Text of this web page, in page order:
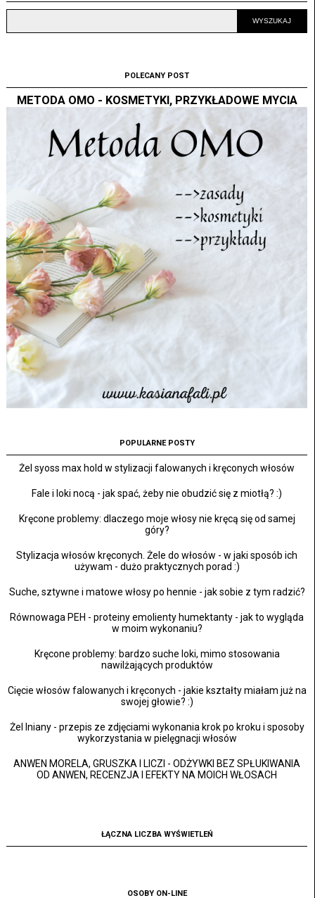
POLECANY POST
METODA OMO - KOSMETYKI, PRZYKŁADOWE MYCIA
POPULARNE POSTY
Żel syoss max hold w stylizacji falowanych i kręconych włosów
Fale i loki nocą - jak spać, żeby nie obudzić się z miotłą? :)
Kręcone problemy: dlaczego moje włosy nie kręcą się od samej
góry?
Stylizacja włosów kręconych. Żele do włosów - w jaki sposób ich
używam - dużo praktycznych porad :)
Suche, sztywne i matowe włosy po hennie - jak sobie z tym radzić?
Równowaga PEH - proteiny emolienty humektanty - jak to wygląda
w moim wykonaniu?
Kręcone problemy: bardzo suche loki, mimo stosowania
nawilżających produktów
Cięcie włosów falowanych i kręconych - jakie kształty miałam już na
swojej głowie? :)
Żel lniany - przepis ze zdjęciami wykonania krok po kroku i sposoby
wykorzystania w pielęgnacji włosów
ANWEN MORELA, GRUSZKA I LICZI - ODŻYWKI BEZ SPŁUKIWANIA
OD ANWEN, RECENZJA I EFEKTY NA MOICH WŁOSACH
ŁĄCZNA LICZBA WYŚWIETLEŃ
OSOBY ON-LINE